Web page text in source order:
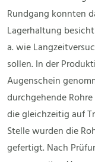
Rundgang konnten
Lagerhaltung
a. wie
sollen. In der
Augenschein
durchgehende
die gleichzeitig auf
Stelle wurden die
gefertigt. Nach